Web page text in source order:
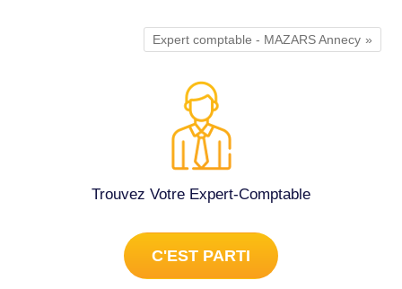
Expert comptable - MAZARS Annecy
Trouvez Votre Expert-Comptable
C'EST PARTI